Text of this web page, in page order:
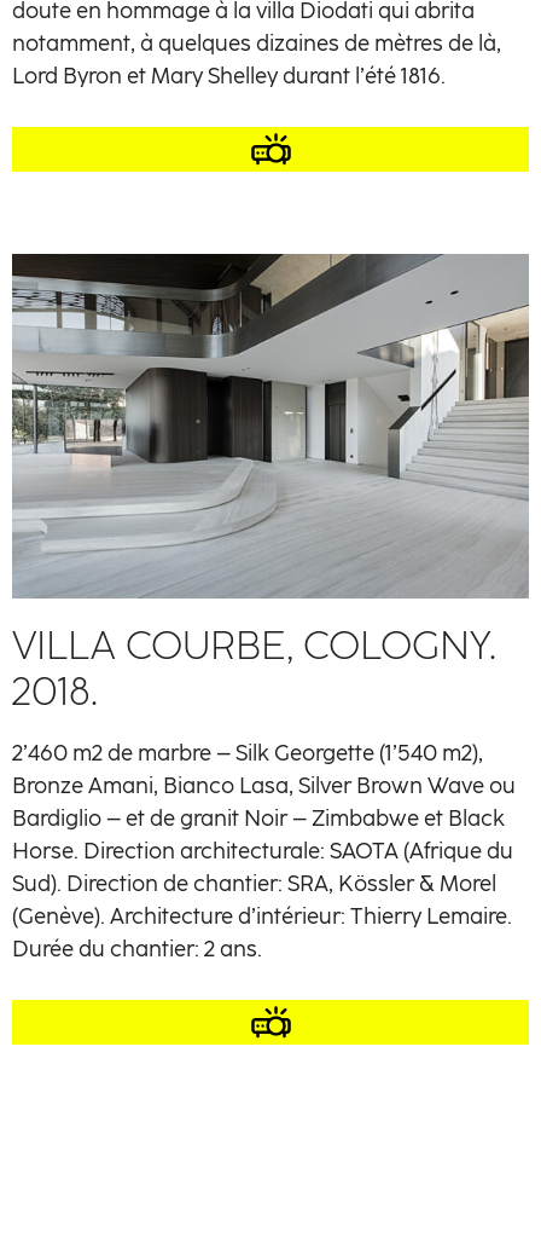
doute en hommage à la villa Diodati qui abrita
notamment, à quelques dizaines de mètres de là,
Lord Byron et Mary Shelley durant l’été 1816.
VILLA COURBE, COLOGNY.
2018.
2’460 m2 de marbre – Silk Georgette (1’540 m2),
Bronze Amani, Bianco Lasa, Silver Brown Wave ou
Bardiglio – et de granit Noir – Zimbabwe et Black
Horse. Direction architecturale: SAOTA (Afrique du
Sud). Direction de chantier: SRA, Kössler & Morel
(Genève). Architecture d’intérieur: Thierry Lemaire.
Durée du chantier: 2 ans.